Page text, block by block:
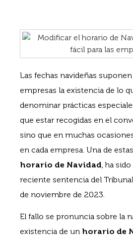
Las fechas navideñas
empresas la existencia de lo
denominar prácticas
que estar recogidas en el
sino que en muchas
en cada empresa. Una de
horario de Navidad, ha
reciente sentencia del
de noviembre de 2023.
El fallo se pronuncia sobre la
existencia de un horario de